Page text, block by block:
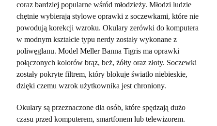
coraz bardziej popularne wśród młodzieży. Młodzi ludzie
chętnie wybierają stylowe oprawki z soczewkami, które nie
powodują korekcji wzroku. Okulary zerówki do komputera
w modnym kształcie typu nerdy zostały wykonane z
poliwęglanu. Model Meller Banna Tigris ma oprawki
połączonych kolorów brąz, beż, żółty oraz złoty. Soczewki
zostały pokryte filtrem, który blokuje światło niebieskie,
dzięki czemu wzrok użytkownika jest chroniony.
Okulary są przeznaczone dla osób, które spędzają dużo
czasu przed komputerem, smartfonem lub telewizorem.